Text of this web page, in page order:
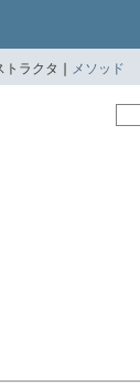
トラクタ | メソッド